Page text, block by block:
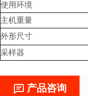
使用环境
主机重量
外形尺寸
采样器
产品咨询